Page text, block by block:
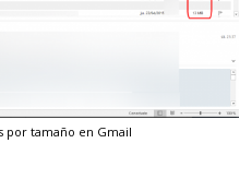
por tamaño en Gmail